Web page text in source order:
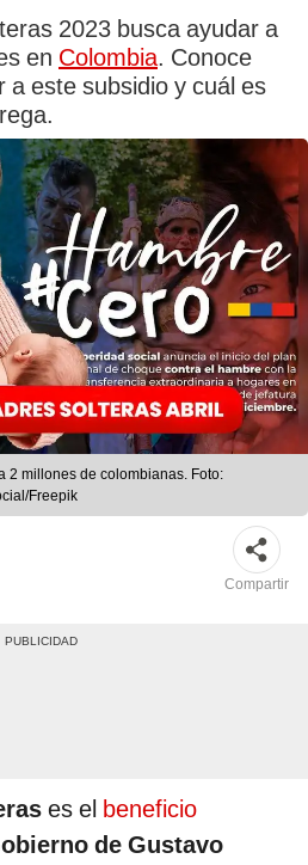
2023 busca ayudar a
en Colombia. Conoce
a este subsidio y cuál es
2 millones de colombianas. Foto:
Freepik
Compartir
es el beneficio
de Gustavo